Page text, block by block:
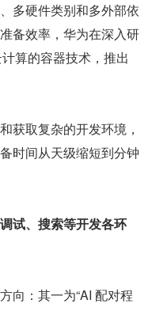
多硬件类别和多外部依
备效率，华为在深入研
算的容器技术，推出
获取复杂的开发环境，
时间从天级缩短到分钟
试、搜索等开发各环
向：其一为“AI 配对程